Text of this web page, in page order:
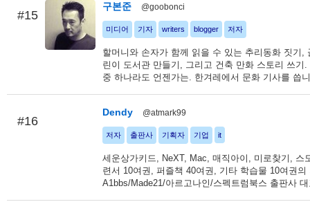
#15
구본준 @goobonci
미디어 기자 writers blogger 저자
할머니와 손자가 함께 읽을 수 있는 추리동화 짓기,
린이 도서관 만들기, 그리고 건축 만화 스토리 쓰기.
중 하나라도 언젠가는. 한겨레에서 문화 기사를 씁
#16
Dendy @atmark99
저자 출판사 기획자 기업 it
세운상가키드, NeXT, Mac, 매직아이, 미로찾기, 스
련서 10여권, 퍼즐책 40여권, 기타 학습물 10여권의
A1bbs/Made21/아르고나인/스펙트럼북스 출판사